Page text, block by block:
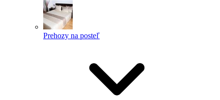
Prehozy na posteľ